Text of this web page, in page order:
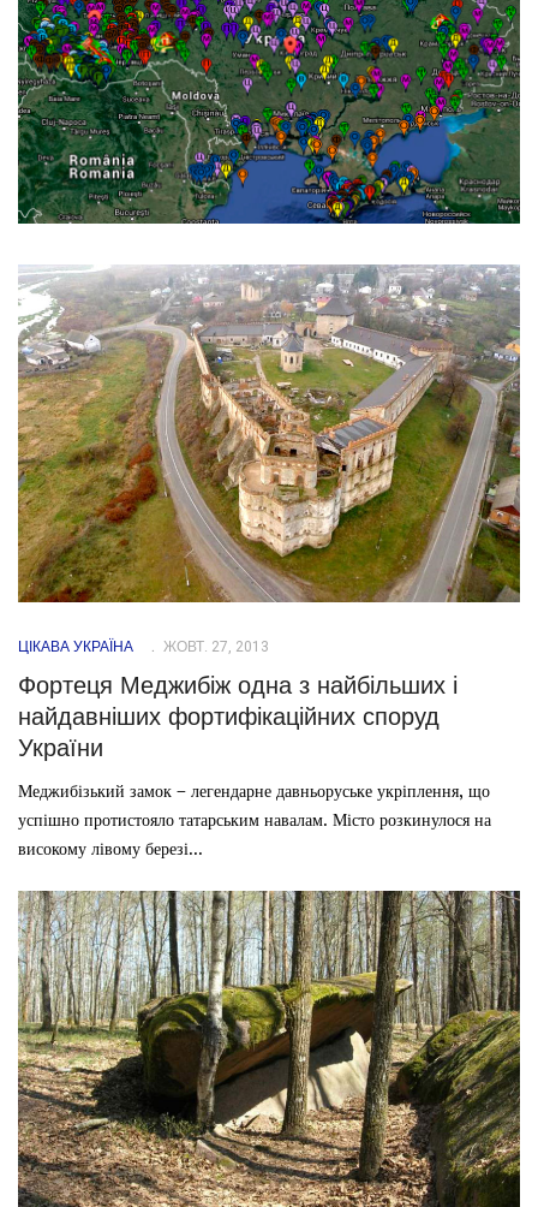
ЦІКАВА УКРАЇНА ЖОВТ. 27, 2013
Фортеця Меджибіж одна з найбільших і
найдавніших фортифікаційних споруд
України
Меджибізький замок – легендарне давньоруське укріплення, що
успішно протистояло татарським навалам. Місто розкинулося на
високому лівому березі...